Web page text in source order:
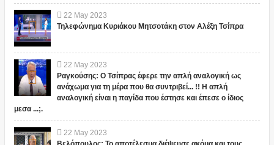
22 May 2023
Τηλεφώνημα Κυριάκου Μητσοτάκη στον Αλέξη Τσίπρα
22 May 2023
Ραγκούσης: Ο Τσίπρας έφερε την απλή αναλογική ως
ανάχωμα για τη μέρα που θα συντριβεί... !! Η απλή
αναλογική είναι η παγίδα που έστησε και έπεσε ο ίδιος
μεσα ...;.
22 May 2023